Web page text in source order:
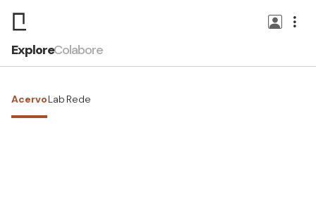
ExploreColabore
AcervoLab Rede